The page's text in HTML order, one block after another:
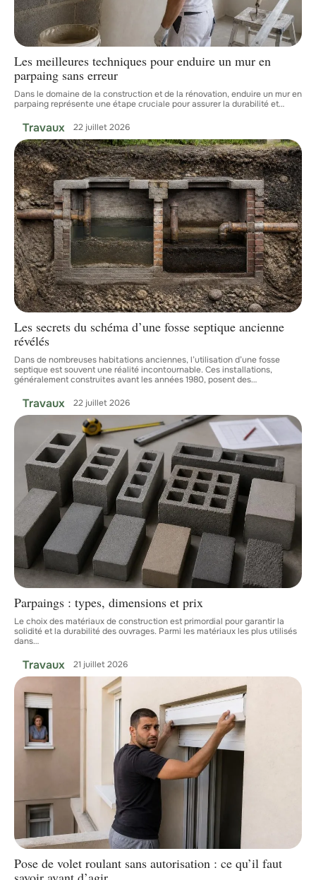
Les meilleures techniques pour enduire un mur en
parpaing sans erreur
Dans le domaine de la construction et de la rénovation, enduire un mur en
parpaing représente une étape cruciale pour assurer la durabilité et…
Travaux 22 juillet 2026
Les secrets du schéma d’une fosse septique ancienne
révélés
Dans de nombreuses habitations anciennes, l’utilisation d’une fosse
septique est souvent une réalité incontournable. Ces installations,
généralement construites avant les années 1980, posent des…
Travaux 22 juillet 2026
Parpaings : types, dimensions et prix
Le choix des matériaux de construction est primordial pour garantir la
solidité et la durabilité des ouvrages. Parmi les matériaux les plus utilisés
dans…
Travaux 21 juillet 2026
Pose de volet roulant sans autorisation : ce qu’il faut